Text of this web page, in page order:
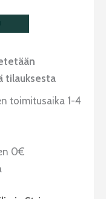
tilauksesta
toimitusaika 1-4
0€